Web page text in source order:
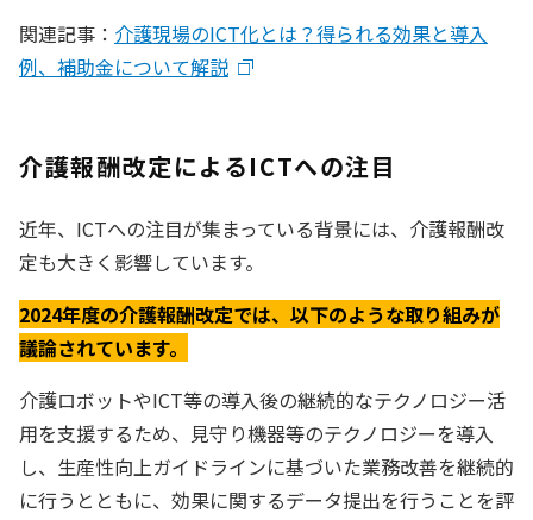
関連記事： 介護現場のICT化とは？得られる効果と導入
例、補助金について解説
介護報酬改定によるICTへの注目
近年、ICTへの注目が集まっている背景には、介護報酬改
定も大きく影響しています。
2024年度の介護報酬改定では、以下のような取り組みが
議論されています。
介護ロボットやICT等の導入後の継続的なテクノロジー活
用を支援するため、見守り機器等のテクノロジーを導入
し、生産性向上ガイドラインに基づいた業務改善を継続的
に行うとともに、効果に関するデータ提出を行うことを評